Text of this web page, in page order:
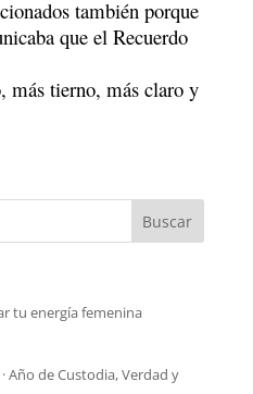
también porque
que el Recuerdo
más tierno, más claro y
tu energía femenina
Año de Custodia, Verdad y